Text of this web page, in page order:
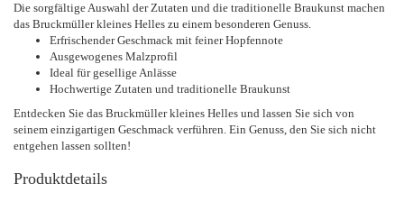
Die sorgfältige Auswahl der Zutaten und die traditionelle Braukunst machen
das Bruckmüller kleines Helles zu einem besonderen Genuss.
Erfrischender Geschmack mit feiner Hopfennote
Ausgewogenes Malzprofil
Ideal für gesellige Anlässe
Hochwertige Zutaten und traditionelle Braukunst
Entdecken Sie das Bruckmüller kleines Helles und lassen Sie sich von
seinem einzigartigen Geschmack verführen. Ein Genuss, den Sie sich nicht
entgehen lassen sollten!
Produktdetails